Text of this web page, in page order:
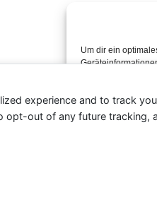
Um dir ein
können bestimmte
experience and to track
opt-out of any future tracking,